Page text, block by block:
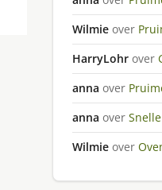
Wilmie over
HarryLohr over
anna over
anna over
Wilmie over